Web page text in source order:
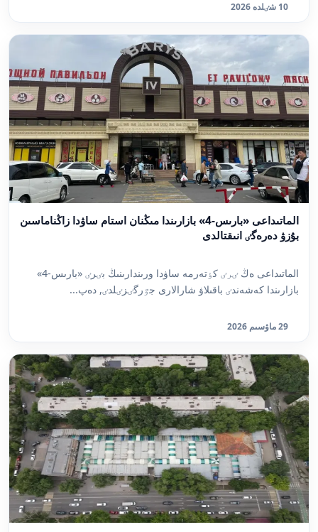
10 شٸلدە 2026
الماتىداعى «بارىس-4» بازارىندا مىڭنان استام ساۋدا زاڭناماسىن
بۇزۋ دەرەگٸ انىقتالدى
الماتىداعى ەڭ ٸرٸ كٶتەرمە ساۋدا ورىندارىنىڭ بٸرٸ «بارىس-4»
بازارىندا كەشەندٸ باقىلاۋ شارالارى جٷرگٸزٸلدٸ, دەپ...
29 ماۋسىم 2026